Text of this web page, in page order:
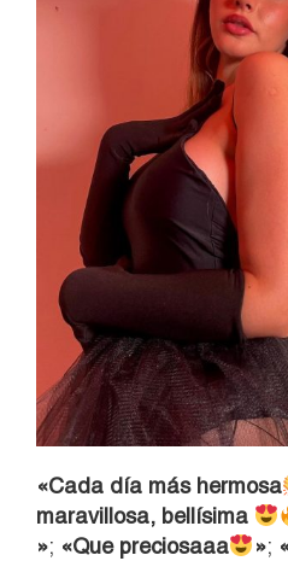
«Cada día más hermosa
maravillosa, bellísima
»; «Que preciosaaa »;